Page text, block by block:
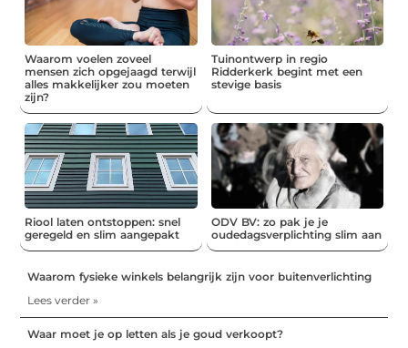
Waarom voelen zoveel
mensen zich opgejaagd terwijl
alles makkelijker zou moeten
zijn?
Tuinontwerp in regio
Ridderkerk begint met een
stevige basis
Riool laten ontstoppen: snel
geregeld en slim aangepakt
ODV BV: zo pak je je
oudedagsverplichting slim aan
Waarom fysieke winkels belangrijk zijn voor buitenverlichting
Lees verder »
Waar moet je op letten als je goud verkoopt?